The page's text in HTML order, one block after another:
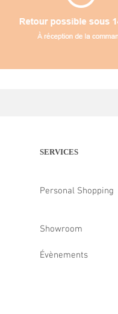
SERVICES
Personal Shopping
Showroom
Évènements